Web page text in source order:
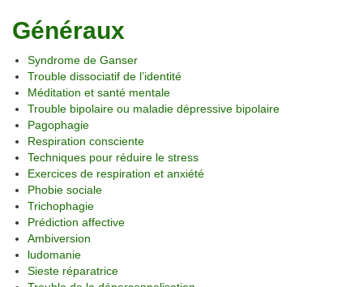
Généraux
Syndrome de Ganser
Trouble dissociatif de l’identité
Méditation et santé mentale
Trouble bipolaire ou maladie dépressive bipolaire
Pagophagie
Respiration consciente
Techniques pour réduire le stress
Exercices de respiration et anxiété
Phobie sociale
Trichophagie
Prédiction affective
Ambiversion
ludomanie
Sieste réparatrice